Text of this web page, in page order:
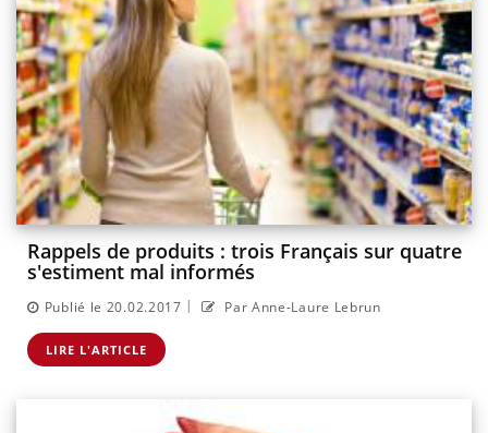
Rappels de produits : trois Français sur quatre
s'estiment mal informés
Publié le 20.02.2017 | Par Anne-Laure Lebrun
LIRE L'ARTICLE